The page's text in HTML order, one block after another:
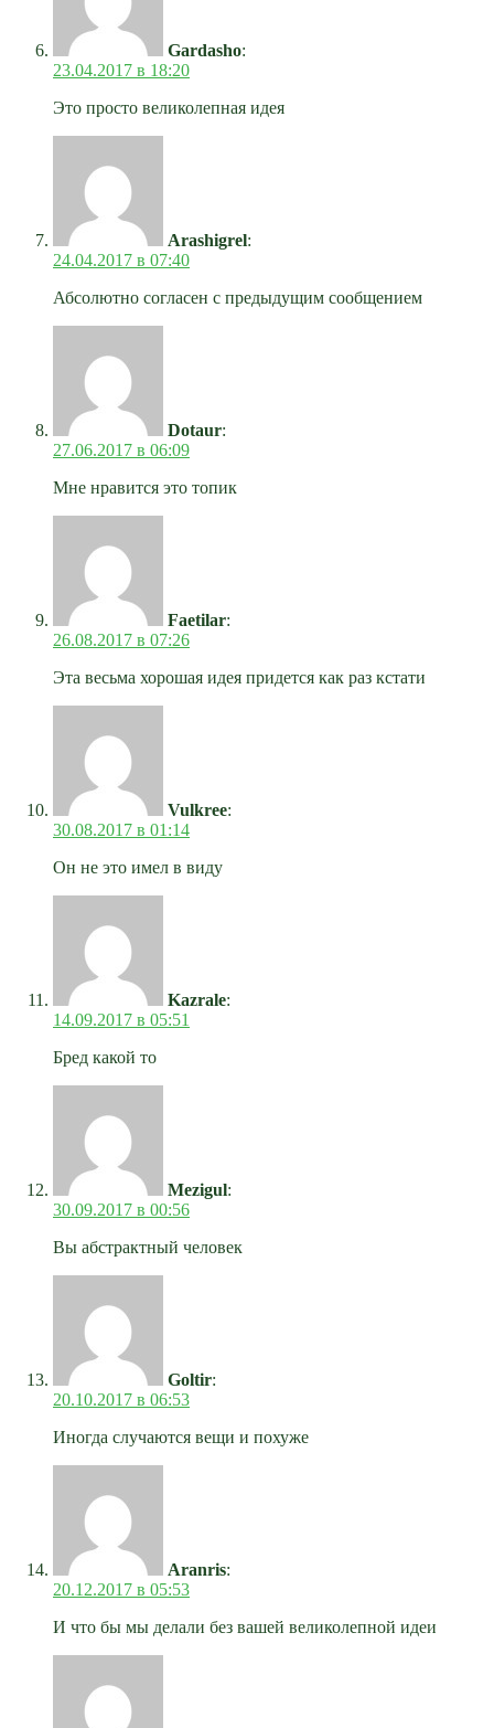
Gardasho:
23.04.2017 в 18:20
Это просто великолепная идея
Arashigrel:
24.04.2017 в 07:40
Абсолютно согласен с предыдущим сообщением
Dotaur:
27.06.2017 в 06:09
Мне нравится это топик
Faetilar:
26.08.2017 в 07:26
Эта весьма хорошая идея придется как раз кстати
Vulkree:
30.08.2017 в 01:14
Он не это имел в виду
Kazrale:
14.09.2017 в 05:51
Бред какой то
Mezigul:
30.09.2017 в 00:56
Вы абстрактный человек
Goltir:
20.10.2017 в 06:53
Иногда случаются вещи и похуже
Aranris:
20.12.2017 в 05:53
И что бы мы делали без вашей великолепной идеи